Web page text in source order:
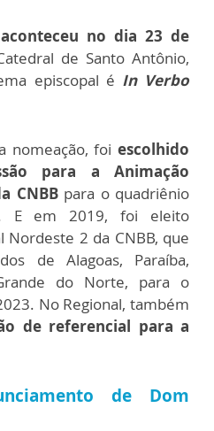
no dia 23 de
de Santo Antônio,
episcopal é In Verbo
nomeação, foi escolhido
para a Animação
CNBBpara o quadriênio
E em 2019, foi eleito
Nordeste 2 da CNBB, que
de Alagoas, Paraíba,
do Norte, para o
No Regional, também
de referencial para a
de Dom